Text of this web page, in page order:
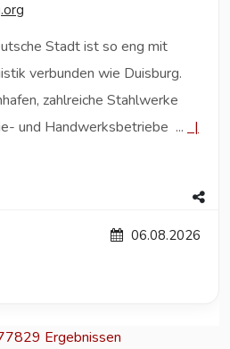
Stadt ist so eng mit
verbunden wie Duisburg.
zahlreiche Stahlwerke
und Handwerksbetriebe ... |
06.08.2026
Ergebnissen